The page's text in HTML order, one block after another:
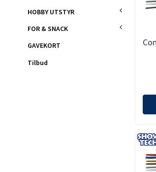
HOBBY UTSTYR
FOR & SNACK
GAVEKORT
Tilbud